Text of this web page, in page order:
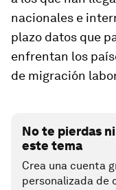
nacionales e
plazo datos que
enfrentan los
de migración
No te pierdas
este tema
Crea una cuenta
personalizada de